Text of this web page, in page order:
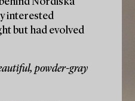
interested
but had evolved
powder-gray